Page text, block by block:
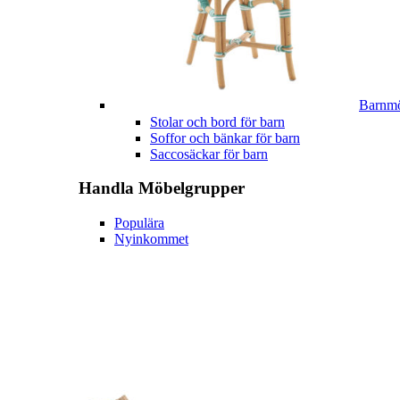
Stolar och bord för barn
Soffor och bänkar för barn
Saccosäckar för barn
Handla Möbelgrupper
Populära
Nyinkommet